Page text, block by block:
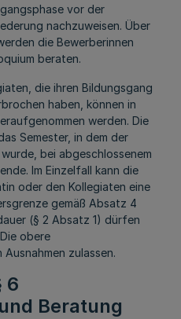
vor der
nachzuweisen. Über
die Bewerberinnen
beraten.
die ihren Bildungsgang
haben, können in
werden. Die
Semester, in dem der
bei abgeschlossenem
Im Einzelfall kann die
oder den Kollegiaten eine
gemäß Absatz 4
(§ 2 Absatz 1) dürfen
obere
zulassen.
6
Beratung